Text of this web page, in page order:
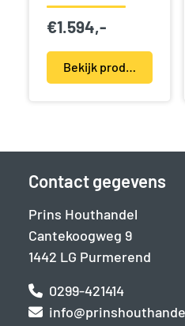
€1.594,-
Bekijk product(en)
Contact gegevens
Prins Houthandel
Cantekoogweg 9
1442 LG Purmerend
0299-421414